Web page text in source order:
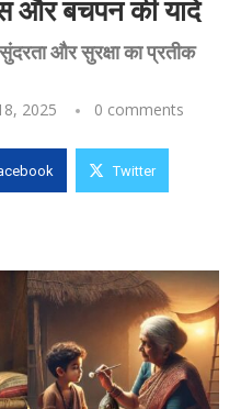
और बचपन की यादें
और सुरक्षा का प्रतीक
2025 0 comments
Twitter